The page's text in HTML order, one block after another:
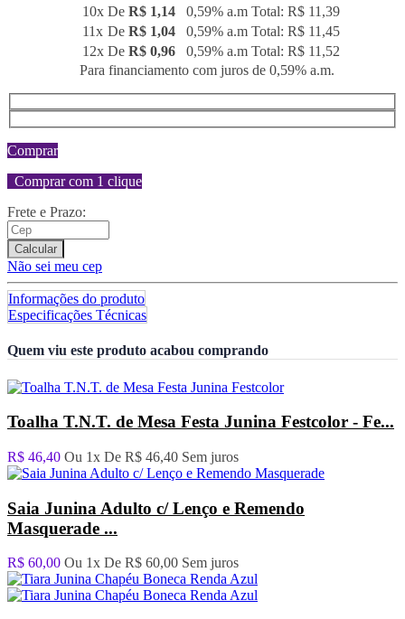
10x De R$ 1,14 0,59% a.m Total: R$ 11,39
11x De R$ 1,04 0,59% a.m Total: R$ 11,45
12x De R$ 0,96 0,59% a.m Total: R$ 11,52
Para financiamento com juros de 0,59% a.m.
Comprar
Comprar com 1 clique
Frete e Prazo:
Calcular
Não sei meu cep
Informações do produto
Especificações Técnicas
Quem viu este produto acabou comprando
Toalha T.N.T. de Mesa Festa Junina Festcolor - Fe...
R$ 46,40 Ou 1x De R$ 46,40 Sem juros
Saia Junina Adulto c/ Lenço e Remendo
Masquerade ...
R$ 60,00 Ou 1x De R$ 60,00 Sem juros